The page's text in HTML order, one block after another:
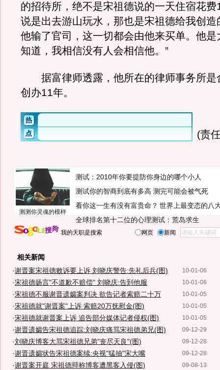
的招待所，绝不是宋祖德说的一天住宿花
说是出去游山玩水，那也是宋祖德给我创造
他输了官司，这一切都会由他来买单。他是
知道，我相信没有人会相信他。”
据富律师透露，他所在的律师事务所是
创办11年。
(责
测测你灵魂的模样
测试：2010年你要提防你身边的哪个小人
测试你的智商到底有多高 测完可能会被气死
看你这一生有没有富贵命？ 世界上最变态的八
全球排名第十二位的心理测试：荒岛求生
我的天职是搜索 网页 新闻
相关新闻
10-01-06
·谢晋案宋祖德败诉要上诉 刘晓庆警告:先礼后兵(图)
10-01-06
·宋祖德扬言"不道歉不赔偿" 刘晓庆:告到他服
10-01-05
·宋祖德不服谢晋遗孀案判决 欲告记者索赔二十万
10-01-05
·宋祖德就"谢晋案"上诉 索赔20万抚慰金(图)
10-01-05
·宋祖德就谢晋案上诉 追告部分媒体记者侵权(图)
09-12-29
·谢晋遗孀告宋祖德追踪:刘晓庆痛骂宋祖德弟兄(图)
09-12-28
·刘晓庆博客大骂宋祖德兄弟"丧尽天良"(图)
09-12-28
·谢晋遗孀状告宋祖德案续:央视"猛抽"宋大嘴
09-08-13
·谢晋案开庭 宋祖德辩称博客遭黑客入侵(图)